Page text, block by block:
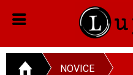
NOVICE